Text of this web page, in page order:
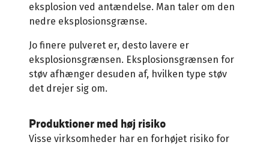
eksplosion ved antændelse. Man taler om den
nedre eksplosionsgrænse.
Jo finere pulveret er, desto lavere er
eksplosionsgrænsen. Eksplosionsgrænsen for
støv afhænger desuden af, hvilken type støv
det drejer sig om.
Produktioner med høj risiko
Visse virksomheder har en forhøjet risiko for